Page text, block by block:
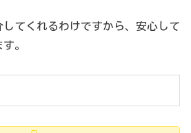
てくれるわけですから、安心して
。